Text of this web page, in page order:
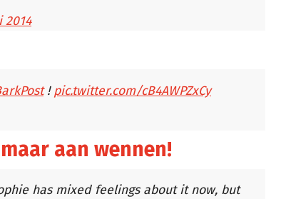
2014
!pic.twitter.com/cB4AWPZxCy
aan wennen!
has mixed feelings about it now, but